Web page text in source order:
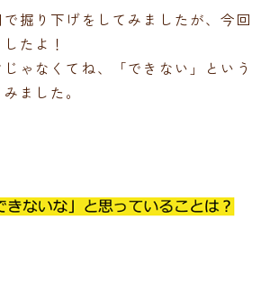
掘り下げをしてみましたが、今回
たよ！
じゃなくてね、「できない」という
ました。